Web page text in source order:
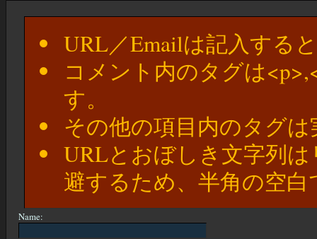
URL／Emailは記入する
コメント内のタグは
す。
その他の項目内のタグ
URLとおぼしき文字列
避するため、半角の空
Name: